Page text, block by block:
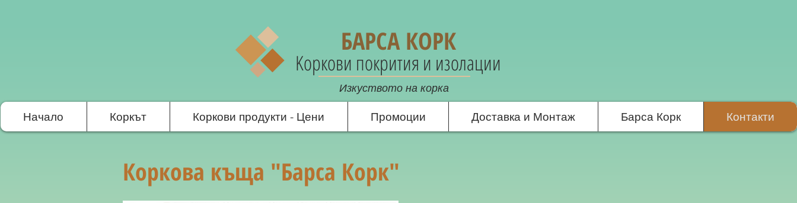
БАРСА КОРК
Kоркови покрития и изолации
Изкуството на корка
Начало Коркът Коркови продукти - Цени Промоции Доставка и Монтаж Барса Корк Контакти
Коркова къща "Барса Корк"